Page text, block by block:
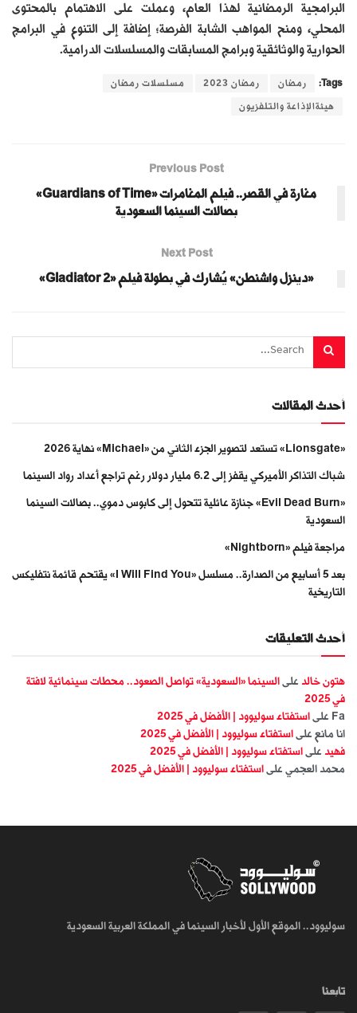
البرامجية الرمضانية لهذا العام، وعملت على الاهتمام بالمحتوى
المحلي، ومنح المواهب الشابة الفرصة؛ إضافة إلى التنوع في البرامج
الحوارية والوثائقية وبرامج المسابقات والمسلسلات الدرامية.
Tags: رمضان رمضان 2023 مسلسلات رمضان
هيئةالإذاعة والتلفزيون
Previous Post
مغارة في القصر.. فيلم المغامرات «Guardians of Time»
بصالات السينما السعودية
Next Post
«دينزل واشنطن» يُشارك في بطولة فيلم «Gladiator 2»
أحدث المقالات
«Lionsgate» تستعد لتصوير الجزء الثاني من «Michael» نهاية 2026
شباك التذاكر الأميركي يقفز إلى 6.2 مليار دولار رغم تراجع أعداد رواد السينما
«Evil Dead Burn» جنازة عائلية تتحول إلى كابوس دموي.. بصالات السينما
السعودية
مراجعة فيلم «Nightborn»
بعد 5 أسابيع من الصدارة.. مسلسل «I Will Find You» يقتحم قائمة نتفليكس
التاريخية
أحدث التعليقات
هتون خالد على السينما «السعودية» تواصل الصعود.. محطات سينمائية لافتة
في 2025
Fa على استفتاء سوليوود | الأفضل في 2025
انا مانع على استفتاء سوليوود | الأفضل في 2025
فهيد على استفتاء سوليوود | الأفضل في 2025
محمد العجمي على استفتاء سوليوود | الأفضل في 2025
سوليوود.. الموقع الأول لأخبار السينما في المملكة العربية السعودية
تابعنا